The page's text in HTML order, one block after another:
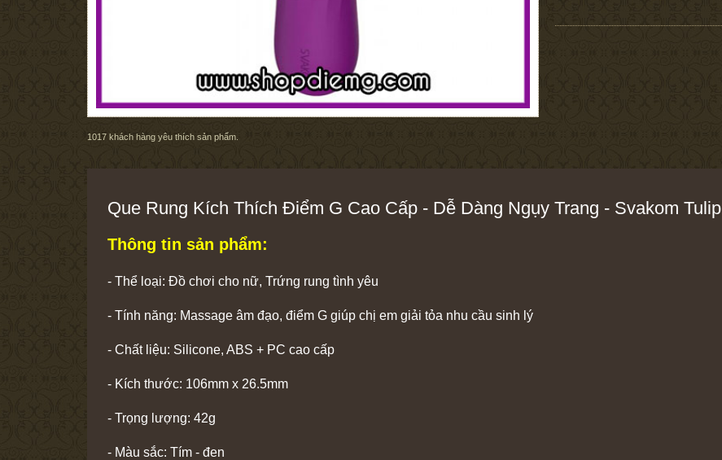
1017 khách hàng yêu thích sản phẩm.
Que Rung Kích Thích Điểm G Cao Cấp - Dễ Dàng Ngụy Trang - Svakom Tulip
Thông tin sản phẩm:
- Thể loại: Đồ chơi cho nữ, Trứng rung tình yêu
- Tính năng: Massage âm đạo, điểm G giúp chị em giải tỏa nhu cầu sinh lý
- Chất liệu: Silicone, ABS + PC cao cấp
- Kích thước: 106mm x 26.5mm
- Trọng lượng: 42g
- Màu sắc: Tím - đen